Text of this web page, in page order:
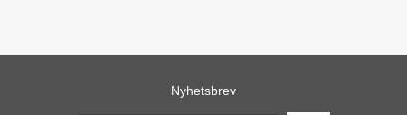
Nyhetsbrev